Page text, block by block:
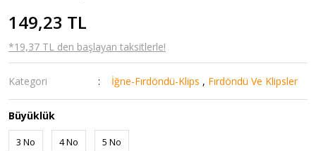
149,23 TL
*19,37 TL den başlayan taksitlerle!
Kategori İğne-Fırdöndü-Klips , Fırdöndü Ve Klipsler
Büyüklük
3 No 4 No 5 No